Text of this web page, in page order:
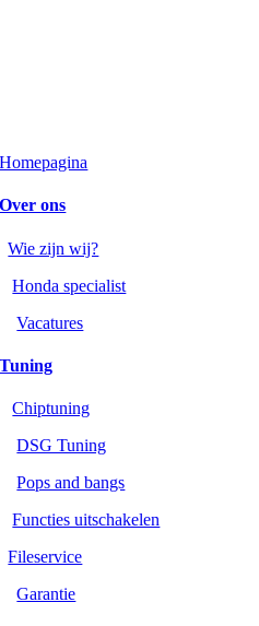
Homepagina
Over ons
Wie zijn wij?
Honda specialist
Vacatures
Tuning
Chiptuning
DSG Tuning
Pops and bangs
Functies uitschakelen
Fileservice
Garantie